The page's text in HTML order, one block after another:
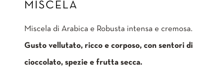
MISCELA
Miscela di Arabica e Robusta intensa e cremosa.
Gusto vellutato, ricco e corposo, con sentori di
cioccolato, spezie e frutta secca.